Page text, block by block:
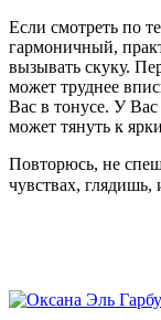
Если смотреть по
гармоничный,
вызывать скуку.
может труднее
Вас в тонусе. У
может тянуть к
Повторюсь, не
чувствах, глядишь,